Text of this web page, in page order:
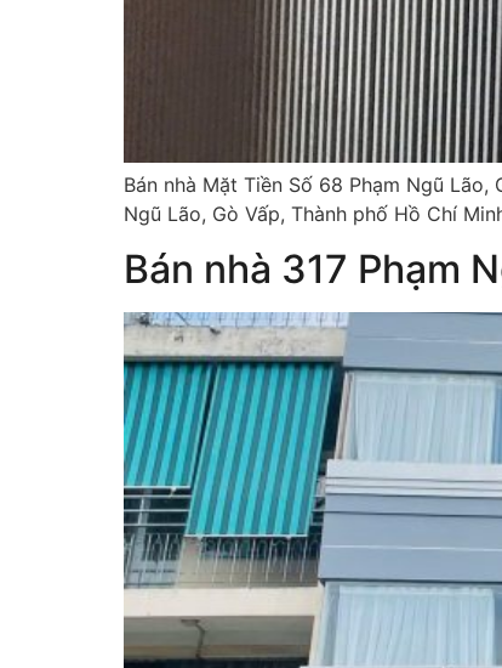
Bán nhà Mặt Tiền Số 68 Phạm Ngũ
Ngũ Lão, Gò Vấp, Thành phố Hồ Chí
Bán nhà 317 Phạm